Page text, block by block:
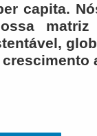
capita.
matriz